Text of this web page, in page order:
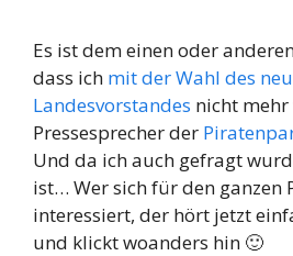
Es ist dem einen oder
dass ich mit der Wahl des
Landesvorstandes nicht
Pressesprecher der
Und da ich auch gefragt
ist… Wer sich für den ganzen
interessiert, der hört jetzt
und klickt woanders hin 🙂